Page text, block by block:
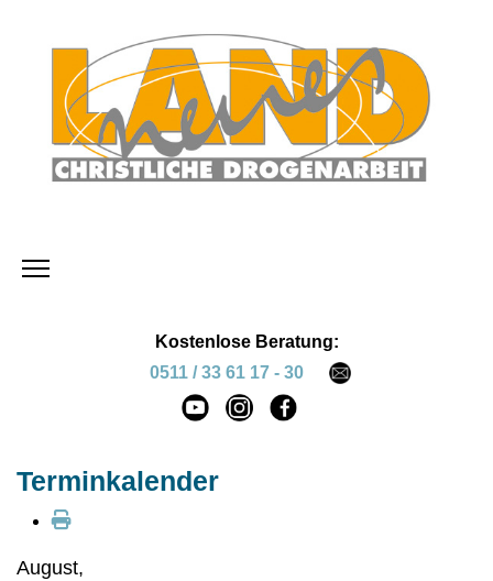
Kostenlose Beratung:
0511 / 33 61 17 - 30
Terminkalender
August,